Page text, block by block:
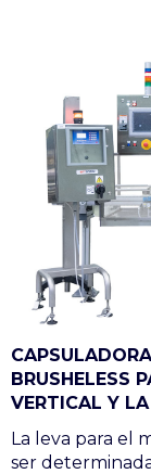
BRUSHELESS
VERTICAL Y
La leva para el
ser